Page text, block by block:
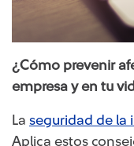
¿Cómo prevenir
empresa y en tu
La seguridad de la
Aplica estos